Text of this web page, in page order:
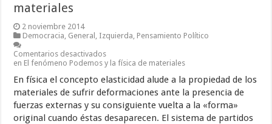
materiales
2 noviembre 2014
Democracia, General , Izquierda, Pensamiento Político
Comentarios desactivados
en El fenómeno Podemos y la física de materiales
En física el concepto elasticidad alude a la propiedad de los
materiales de sufrir deformaciones ante la presencia de
fuerzas externas y su consiguiente vuelta a la «forma»
original cuando éstas desaparecen. El sistema de partidos